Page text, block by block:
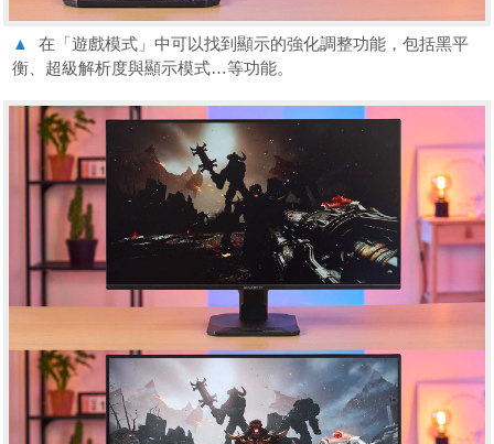
▲
在「遊戲模式」中可以找到顯示的強化調整功能，包括黑平
衡、超級解析度與顯示模式…等功能。